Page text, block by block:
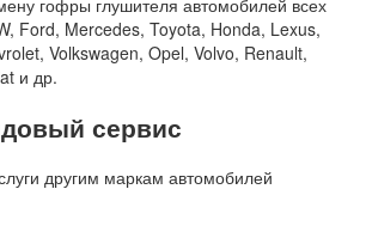
Ford, Mercedes, Toyota, Honda, Lexus,
Volkswagen, Opel, Volvo, Renault,
и др.
сервис
другим маркам автомобилей